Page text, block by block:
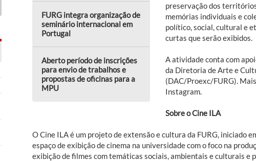
FURG integra organização de
seminário internacional em
Portugal
Aberto período de inscrições
para envio de trabalhos e
propostas de oficinas para a
MPU
preservação dos
memórias individuais e
político, social, cultural e
curtas que serão exibidos.
A atividade conta com
da Diretoria de Arte e
(DAC/Proexc/FURG).
Instagram.
Sobre o Cine ILA
O Cine ILA é um projeto de extensão e cultura da FURG, iniciado
espaço de exibição de cinema na universidade com o foco na
exibição de filmes com temáticas sociais, ambientais e culturais e